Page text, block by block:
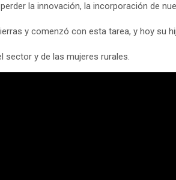
la innovación, la incorporación de
y comenzó con esta tarea, y hoy su
sector y de las mujeres rurales.